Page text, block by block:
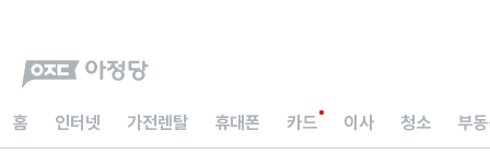
홈 인터넷 가전렌탈 휴대폰 카드 이사 청소 부